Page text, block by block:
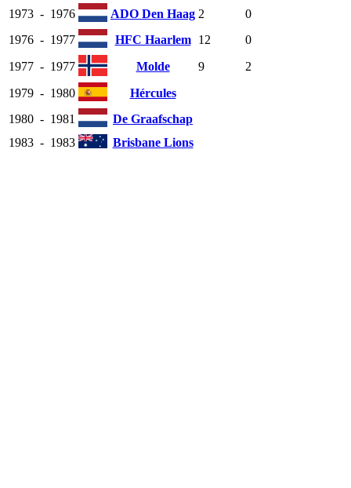
1973 - 1976 ADO Den Haag 2
0
1976 - 1977 HFC Haarlem 12
0
1977 - 1977 Molde 9
2
1979 - 1980
Hércules
1980 - 1981
De Graafschap
1983 - 1983 Brisbane Lions